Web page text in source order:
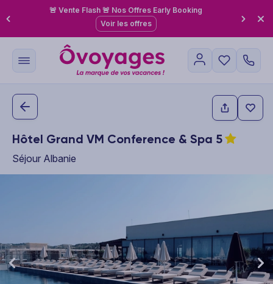
🚨 Vente Flash 🚨 Nos Offres Early Booking
Voir les offres
Hôtel Grand VM Conference & Spa 5
Séjour Albanie